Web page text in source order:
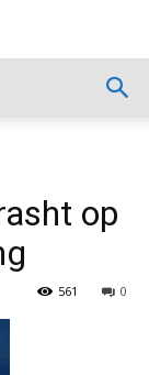
op
0
561